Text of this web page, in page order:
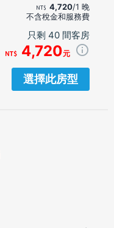
4,720/1 晚
不含稅金和服務費
只剩 40 間客房
4,720元
選擇此房型